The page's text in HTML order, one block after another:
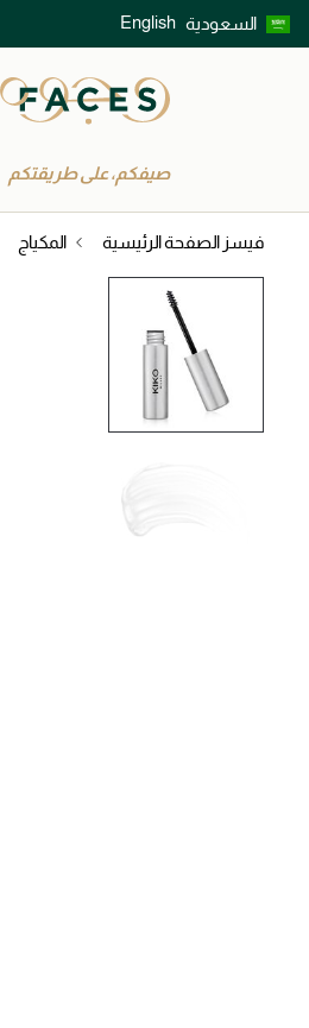
السعودية English
اكتشفوا خدمات الجمال المختارة بعناية
صيفكم، على طريقتكم
فيسز الصفحة الرئيسية المكياج